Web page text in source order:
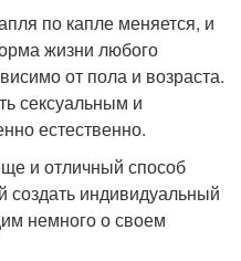
по капле меняется, и
жизни любого
от пола и возраста.
сексуальным и
естественно.
и отличный способ
индивидуальный
немного о своем